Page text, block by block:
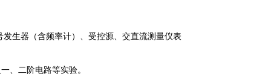
生器（含频率计）、受控源、交直流测量仪表
、二阶电路等实验。